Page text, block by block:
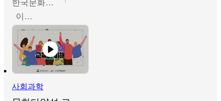
한국문화예술교육진흥원
이성민
사회과학